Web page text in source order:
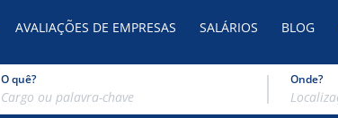
AVALIAÇÕES DE EMPRESAS SALÁRIOS BLOG
O quê? Onde?